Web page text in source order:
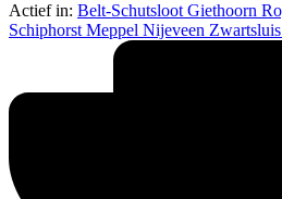
Actief in: Belt-Schutsloot Giethoorn
Schiphorst Meppel Nijeveen Zwartsluis